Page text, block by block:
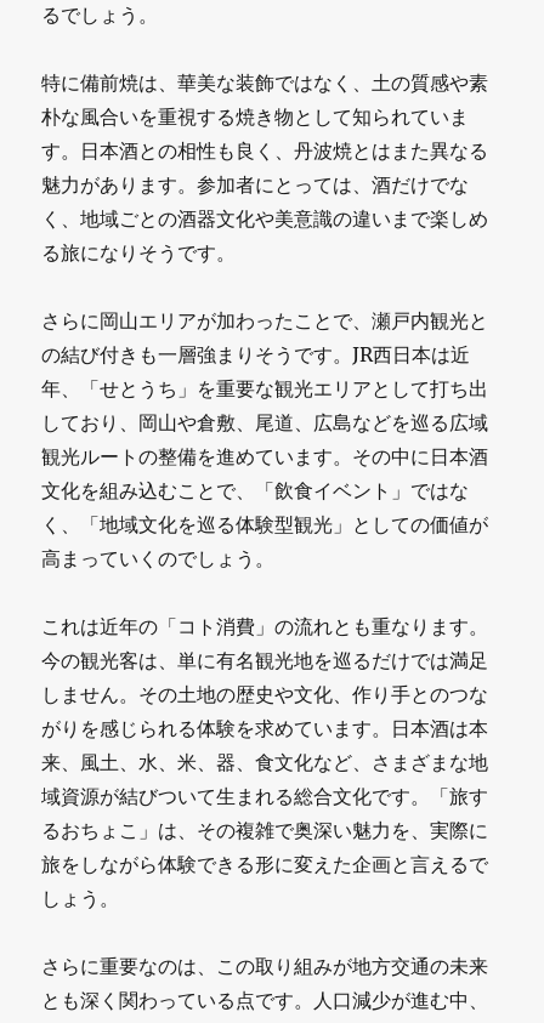
るでしょう。
特に備前焼は、華美な装飾ではなく、土の質感や素
朴な風合いを重視する焼き物として知られていま
す。日本酒との相性も良く、丹波焼とはまた異なる
魅力があります。参加者にとっては、酒だけでな
く、地域ごとの酒器文化や美意識の違いまで楽しめ
る旅になりそうです。
さらに岡山エリアが加わったことで、瀬戸内観光と
の結び付きも一層強まりそうです。JR西日本は近
年、「せとうち」を重要な観光エリアとして打ち出
しており、岡山や倉敷、尾道、広島などを巡る広域
観光ルートの整備を進めています。その中に日本酒
文化を組み込むことで、「飲食イベント」ではな
く、「地域文化を巡る体験型観光」としての価値が
高まっていくのでしょう。
これは近年の「コト消費」の流れとも重なります。
今の観光客は、単に有名観光地を巡るだけでは満足
しません。その土地の歴史や文化、作り手とのつな
がりを感じられる体験を求めています。日本酒は本
来、風土、水、米、器、食文化など、さまざまな地
域資源が結びついて生まれる総合文化です。「旅す
るおちょこ」は、その複雑で奥深い魅力を、実際に
旅をしながら体験できる形に変えた企画と言えるで
しょう。
さらに重要なのは、この取り組みが地方交通の未来
とも深く関わっている点です。人口減少が進む中、